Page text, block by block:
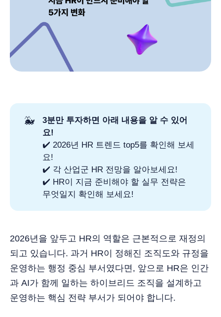
🐳
3분만 투자하면 아래 내용을 알 수 있어
요!
✔️ 2026년 HR 트렌드 top5를 확인해 보세
요!
✔️ 각 산업군 HR 전망을 알아보세요!
✔️ HR이 지금 준비해야 할 실무 전략은
무엇일지 확인해 보세요!
2026년을 앞두고 HR의 역할은 근본적으로 재정의
되고 있습니다. 과거 HR이 정해진 조직도와 규정을
운영하는 행정 중심 부서였다면, 앞으로 HR은 인간
과 AI가 함께 일하는 하이브리드 조직을 설계하고
운영하는 핵심 전략 부서가 되어야 합니다.